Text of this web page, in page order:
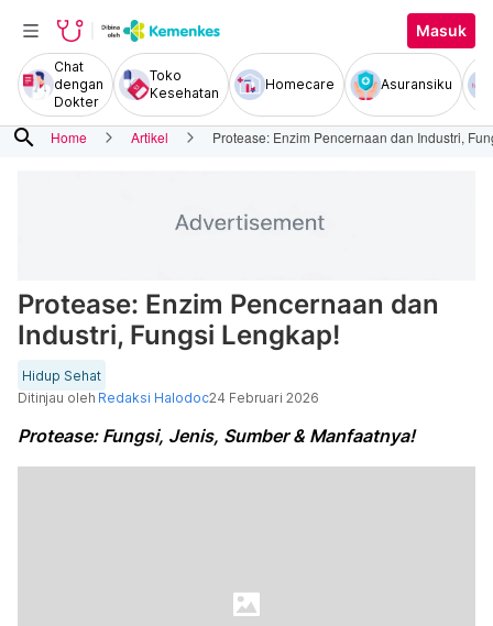
Masuk
Chat
dengan
Dokter
Toko
Kesehatan
Homecare Asuransiku
search Home Artikel Protease: Enzim Pencernaan dan Industri,
Protease: Enzim Pencernaan dan
Industri, Fungsi Lengkap!
Hidup Sehat
Ditinjau oleh Redaksi Halodoc24 Februari 2026
Protease: Fungsi, Jenis, Sumber & Manfaatnya!